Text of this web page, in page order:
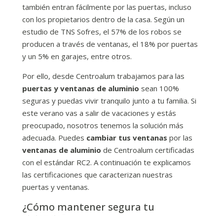
también entran fácilmente por las puertas, incluso
con los propietarios dentro de la casa. Según un
estudio de TNS Sofres, el 57% de los robos se
producen a través de ventanas, el 18% por puertas
y un 5% en garajes, entre otros.
Por ello, desde Centroalum trabajamos para las
puertas y ventanas de aluminio sean 100%
seguras y puedas vivir tranquilo junto a tu familia. Si
este verano vas a salir de vacaciones y estás
preocupado, nosotros tenemos la solución más
adecuada. Puedes cambiar tus ventanas por las
ventanas de aluminio de Centroalum certificadas
con el estándar RC2. A continuación te explicamos
las certificaciones que caracterizan nuestras
puertas y ventanas.
¿Cómo mantener segura tu